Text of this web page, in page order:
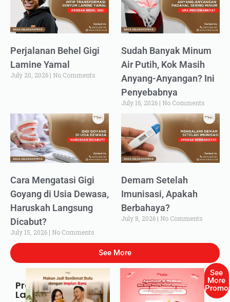
Perjalanan Behel Gigi
Lamine Yamal
July 20, 2026 No Comments
Sudah Banyak Minum
Air Putih, Kok Masih
Anyang-Anyangan? Ini
Penyebabnya
July 16, 2026 No Comments
Cara Mengatasi Gigi
Goyang di Usia Dewasa,
Haruskah Langsung
Dicabut?
July 15, 2026 No Comments
Demam Setelah
Imunisasi, Apakah
Berbahaya?
July 8, 2026 No Comments
See More
Promo
Lainnya
See
More
Promo